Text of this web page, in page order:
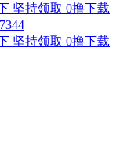
坚持领取 0撸下载
坚持领取 0撸下载